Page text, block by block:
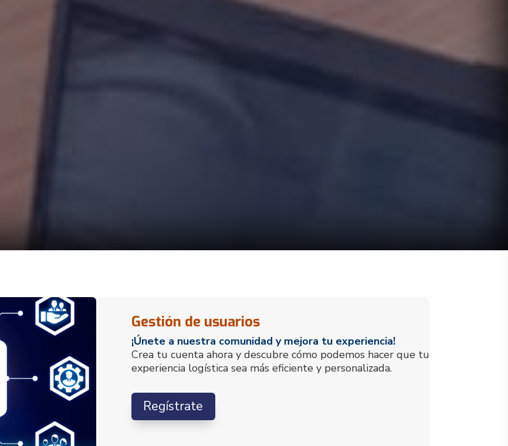
Gestión de usuarios
¡Únete a nuestra comunidad y mejora tu experiencia!
Crea tu cuenta ahora y descubre cómo podemos hacer que tu
experiencia logística sea más eficiente y personalizada.
Regístrate